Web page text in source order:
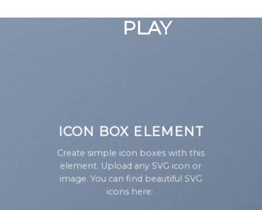
đến
PLAY
ICON BOX ELEMENT
Create simple icon boxes with this
element. Upload any SVG icon or
image. You can find beautiful SVG
icons here: